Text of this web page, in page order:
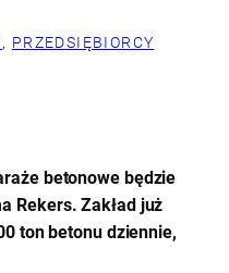
, PRZEDSIĘBIORCY
betonowe będzie
Rekers. Zakład już
ton betonu dziennie,